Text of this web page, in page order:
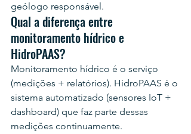
geólogo responsável.
Qual a diferença entre
monitoramento hídrico e
HidroPAAS?
Monitoramento hídrico é o serviço
(medições + relatórios). HidroPAAS é o
sistema automatizado (sensores IoT +
dashboard) que faz parte dessas
medições continuamente.